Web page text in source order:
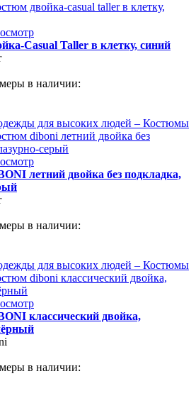
Casual Taller в клетку, синий
в наличии:
летний двойка без подкладка,
в наличии:
классический двойка,
в наличии: